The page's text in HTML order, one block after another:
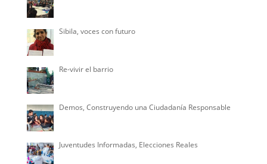
Sibila, voces con futuro
Re-vivir el barrio
Demos, Construyendo una Ciudadanía Responsable
Juventudes Informadas, Elecciones Reales